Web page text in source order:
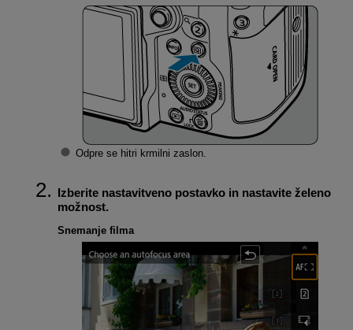
Odpre se hitri krmilni zaslon.
Izberite nastavitveno postavko in nastavite želeno
možnost.
Snemanje filma